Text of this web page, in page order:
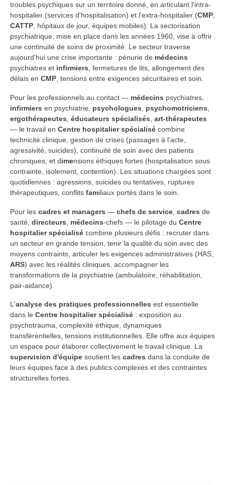
troubles psychiques sur un territoire donné, en articulant l'intra-
hospitalier (services d'hospitalisation) et l'extra-hospitalier (CMP
CATTP , hôpitaux de jour, équipes mobiles). La sectorisation
psychiatrique, mise en place dans les années 1960, vise à offrir
une continuité de soins de proximité. Le secteur traverse
aujourd'hui une crise importante : pénurie de médecins
psychiatres et infirmiers , fermetures de lits, allongement des
délais en CMP , tensions entre exigences sécuritaires et soin.
Pour les professionnels au contact — médecins psychiatres,
infirmiers en psychiatrie, psychologues psychomotriciens
ergothérapeutes éducateurs spécialisés art-thérapeutes
— le travail en Centre hospitalier spécialisé combine
technicité clinique, gestion de crises (passages à l'acte,
agressivité, suicides), continuité de soin avec des patients
chroniques, et dimensions éthiques fortes (hospitalisation sous
contrainte, isolement, contention). Les situations chargées sont
quotidiennes : agressions, suicides ou tentatives, ruptures
thérapeutiques, conflits familiaux portés dans le soin.
Pour les cadres et managers — chefs de service cadres de
santé, directeurs médecins-chefs — le pilotage du Centre
hospitalier spécialisé combine plusieurs défis : recruter dans
un secteur en grande tension, tenir la qualité du soin avec des
moyens contraints, articuler les exigences administratives (HAS,
ARS) avec les réalités cliniques, accompagner les
transformations de la psychiatrie (ambulatoire, réhabilitation,
pair-aidance).
L'analyse des pratiques professionnelles est essentielle
dans le Centre hospitalier spécialisé : exposition au
psychotrauma, complexité éthique, dynamiques
transférentielles, tensions institutionnelles. Elle offre aux équipes
un espace pour élaborer collectivement le travail clinique. La
supervision d'équipe soutient les cadres dans la conduite de
leurs équipes face à des publics complexes et des contraintes
structurelles fortes.